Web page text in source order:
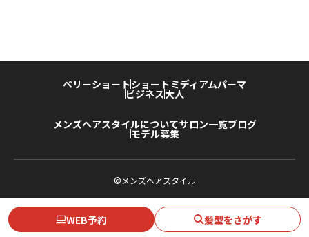
WEB予約 髪型をさがす
ベリーショートショート ミディアムパーマ
ビジネス大人
メンズヘアスタイルについてサロン一覧ブログ
モデル募集
©メンズヘアスタイル